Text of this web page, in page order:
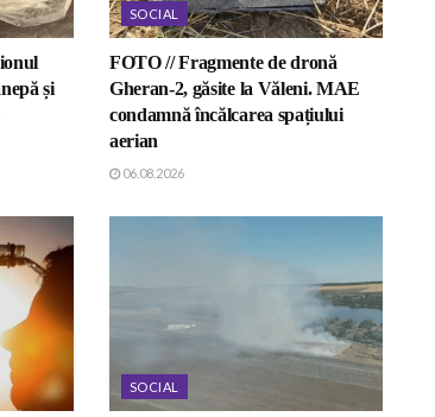
și
SOCIAL
FOTO // Fragmente de dronă
Gheran-2, găsite la Văleni. MAE
condamnă încălcarea spațiului
aerian
06.08.2026
SOCIAL